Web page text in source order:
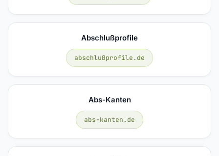
Abschlußprofile
abschlußprofile.de
Abs-Kanten
abs-kanten.de